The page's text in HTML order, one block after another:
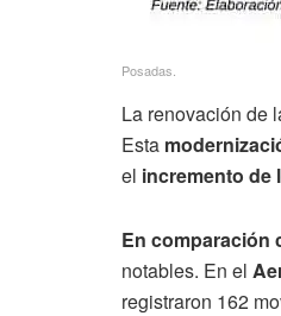
Posadas.
La renovación de
Esta
el incremento de
En comparación
notables. En el
registraron 162